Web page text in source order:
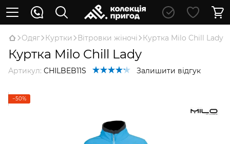
Oдяг Куртки Вітровки жіночі Куртка Milo Chill Lady
Куртка Milo Chill Lady
Артикул: CHILBEB11S Залишити відгук
−50%